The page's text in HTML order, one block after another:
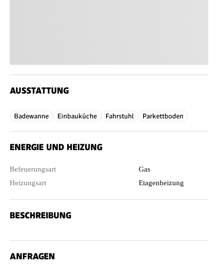
AUSSTATTUNG
Badewanne Einbauküche Fahrstuhl Parkettboden
ENERGIE UND HEIZUNG
Befeuerungsart
Gas
Heizungsart
Etagenheizung
BESCHREIBUNG
ANFRAGEN